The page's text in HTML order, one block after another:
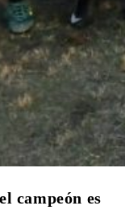
campeón es